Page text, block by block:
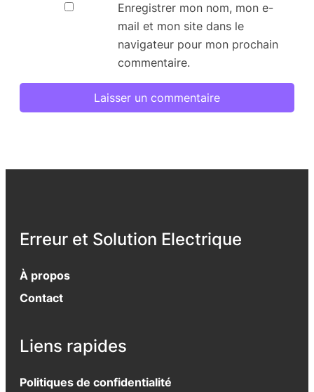
Enregistrer mon nom, mon e-
mail et mon site dans le
navigateur pour mon prochain
commentaire.
Erreur et Solution Electrique
À propos
Contact
Liens rapides
Politiques de confidentialité